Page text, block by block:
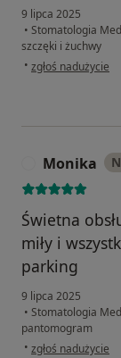
9 lipca 2025
• Stomatologia
szczęki i żuchwy
• w opinii
zgłoś nadużycie
Monika
Świetna
miły i
parking
9 lipca 2025
• Stomatologia
pantomogram
• w opinii
zgłoś nadużycie